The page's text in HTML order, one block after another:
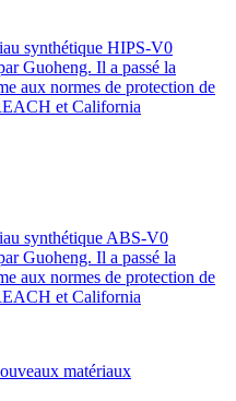
synthétique HIPS-V0
Guoheng. Il a passé la
aux normes de protection de
et California
synthétique ABS-V0
Guoheng. Il a passé la
aux normes de protection de
et California
matériaux